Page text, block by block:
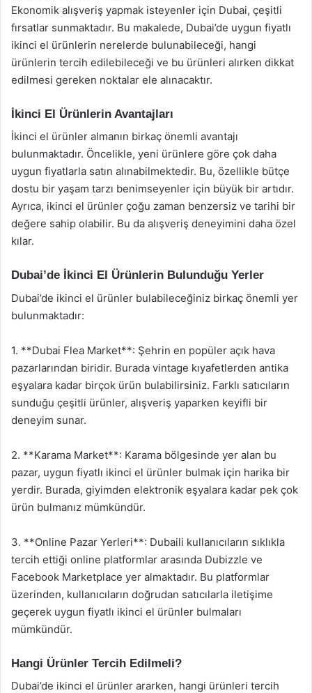
Ekonomik alışveriş yapmak isteyenler için Dubai, çeşitli
fırsatlar sunmaktadır. Bu makalede, Dubai’de uygun fiyatlı
ikinci el ürünlerin nerelerde bulunabileceği, hangi
ürünlerin tercih edilebileceği ve bu ürünleri alırken dikkat
edilmesi gereken noktalar ele alınacaktır.
İkinci El Ürünlerin Avantajları
İkinci el ürünler almanın birkaç önemli avantajı
bulunmaktadır. Öncelikle, yeni ürünlere göre çok daha
uygun fiyatlarla satın alınabilmektedir. Bu, özellikle bütçe
dostu bir yaşam tarzı benimseyenler için büyük bir artıdır.
Ayrıca, ikinci el ürünler çoğu zaman benzersiz ve tarihi bir
değere sahip olabilir. Bu da alışveriş deneyimini daha özel
kılar.
Dubai’de İkinci El Ürünlerin Bulunduğu Yerler
Dubai’de ikinci el ürünler bulabileceğiniz birkaç önemli yer
bulunmaktadır:
1. **Dubai Flea Market**: Şehrin en popüler açık hava
pazarlarından biridir. Burada vintage kıyafetlerden antika
eşyalara kadar birçok ürün bulabilirsiniz. Farklı satıcıların
sunduğu çeşitli ürünler, alışveriş yaparken keyifli bir
deneyim sunar.
2. **Karama Market**: Karama bölgesinde yer alan bu
pazar, uygun fiyatlı ikinci el ürünler bulmak için harika bir
yerdir. Burada, giyimden elektronik eşyalara kadar pek çok
ürün bulmanız mümkündür.
3. **Online Pazar Yerleri**: Dubaili kullanıcıların sıklıkla
tercih ettiği online platformlar arasında Dubizzle ve
Facebook Marketplace yer almaktadır. Bu platformlar
üzerinden, kullanıcıların doğrudan satıcılarla iletişime
geçerek uygun fiyatlı ikinci el ürünler bulmaları
mümkündür.
Hangi Ürünler Tercih Edilmeli?
Dubai’de ikinci el ürünler ararken, hangi ürünleri tercih